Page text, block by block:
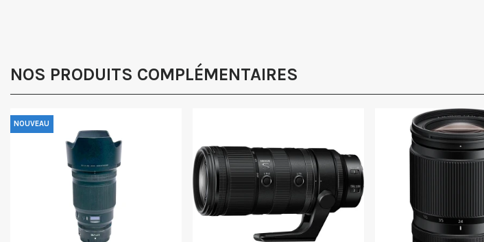
NOS PRODUITS COMPLÉMENTAIRES
NOUVEAU